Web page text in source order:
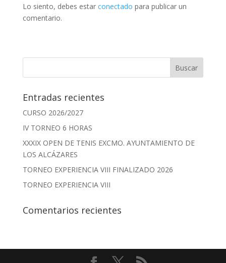
Lo siento, debes estar conectado para publicar un
comentario.
Entradas recientes
CURSO 2026/2027
IV TORNEO 6 HORAS
XXXIX OPEN DE TENIS EXCMO. AYUNTAMIENTO DE
LOS ALCÁZARES
TORNEO EXPERIENCIA VIII FINALIZADO 2026
TORNEO EXPERIENCIA VIII
Comentarios recientes